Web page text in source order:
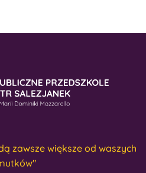
zawsze większe od waszych